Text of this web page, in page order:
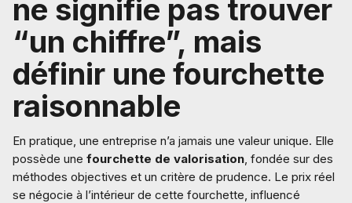
ne signifie pas trouver
“un chiffre”, mais
définir une fourchette
raisonnable
En pratique, une entreprise n’a jamais une valeur unique. Elle
possède une fourchette de valorisation, fondée sur des
méthodes objectives et un critère de prudence. Le prix réel
se négocie à l’intérieur de cette fourchette, influencé